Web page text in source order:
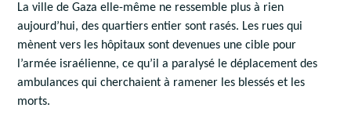
La ville de Gaza elle-même ne ressemble plus à rien
aujourd’hui, des quartiers entier sont rasés. Les rues qui
mènent vers les hôpitaux sont devenues une cible pour
l’armée israélienne, ce qu’il a paralysé le déplacement des
ambulances qui cherchaient à ramener les blessés et les
morts.